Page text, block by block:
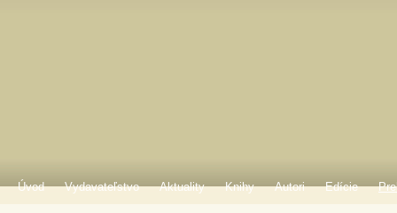
Úvod Vydavateľstvo Aktuality Knihy Autori Edície